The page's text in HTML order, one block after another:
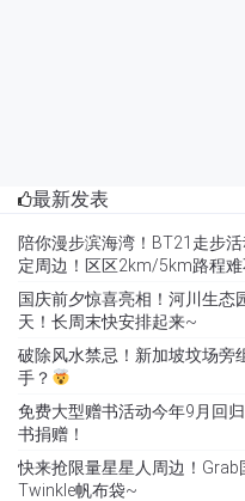
最新发表
陪你漫步滨海湾！BT21走步
定周边！区区2km/5km路程
国庆前夕惊喜亮相！河川生
天！长周末快安排起来~
破除风水禁忌！新加坡坟场旁
手？
免费大型赠书活动今年9月回
书捐赠！
快来抢限量星星人周边！
Twinkle帆布袋~